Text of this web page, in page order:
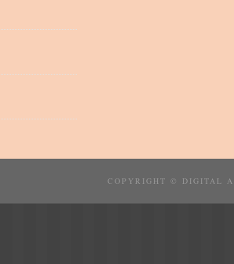
COPYRIGHT © DIGITAL